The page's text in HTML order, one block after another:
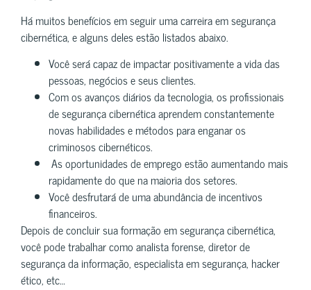
Há muitos benefícios em seguir uma carreira em segurança
cibernética, e alguns deles estão listados abaixo.
Você será capaz de impactar positivamente a vida das
pessoas, negócios e seus clientes.
Com os avanços diários da tecnologia, os profissionais
de segurança cibernética aprendem constantemente
novas habilidades e métodos para enganar os
criminosos cibernéticos.
As oportunidades de emprego estão aumentando mais
rapidamente do que na maioria dos setores.
Você desfrutará de uma abundância de incentivos
financeiros.
Depois de concluir sua formação em segurança cibernética,
você pode trabalhar como analista forense, diretor de
segurança da informação, especialista em segurança, hacker
ético, etc…